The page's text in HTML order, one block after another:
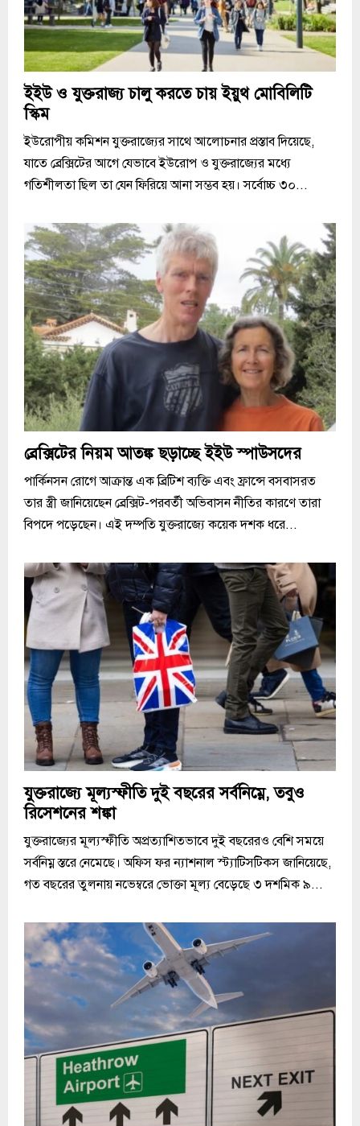
ইইউ ও যুক্তরাজ্য চালু করতে চায় ইয়ুথ মোবিলিটি
স্কিম
ইউরোপীয় কমিশন যুক্তরাজ্যের সাথে আলোচনার প্রস্তাব দিয়েছে,
যাতে ব্রেক্সিটের আগে যেভাবে ইউরোপ ও যুক্তরাজ্যের মধ্যে
গতিশীলতা ছিল তা যেন ফিরিয়ে আনা সম্ভব হয়। সর্বোচ্চ ৩০...
ব্রেক্সিটের নিয়ম আতঙ্ক ছড়াচ্ছে ইইউ স্পাউসদের
পার্কিনসন রোগে আক্রান্ত এক ব্রিটিশ ব্যক্তি এবং ফ্রান্সে বসবাসরত
তার স্ত্রী জানিয়েছেন ব্রেক্সিট-পরবর্তী অভিবাসন নীতির কারণে তারা
বিপদে পড়েছেন। এই দম্পতি যুক্তরাজ্যে কয়েক দশক ধরে...
যুক্তরাজ্যে মূল্যস্ফীতি দুই বছরের সর্বনিম্নে, তবুও
রিসেশনের শঙ্কা
যুক্তরাজ্যের মূল্যস্ফীতি অপ্রত্যাশিতভাবে দুই বছরেরও বেশি সময়ে
সর্বনিম্ন স্তরে নেমেছে। অফিস ফর ন্যাশনাল স্ট্যাটিসটিকস জানিয়েছে,
গত বছরের তুলনায় নভেম্বরে ভোক্তা মূল্য বেড়েছে ৩ দশমিক ৯...